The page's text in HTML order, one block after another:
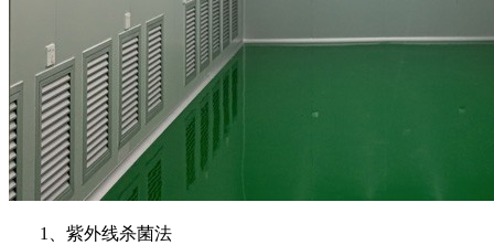
1、紫外线杀菌法